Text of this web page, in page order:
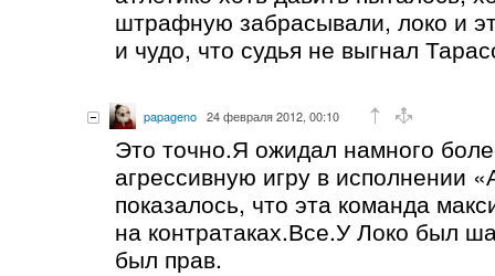
штрафную забрасывали, локо и
и чудо, что судья не выгнал
papageno 24 февраля 2012, 00:10
Это точно.Я ожидал намного
агрессивную игру в исполнении
показалось, что эта команда
на контратаках.Все.У Локо был
был прав.